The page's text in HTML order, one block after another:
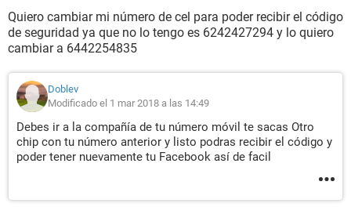
Quiero cambiar mi número de cel para poder recibir el código
de seguridad ya que no lo tengo es 6242427294 y lo quiero
cambiar a 6442254835
Doblev
Modificado el 1 mar 2018 a las 14:49
Debes ir a la compañía de tu número móvil te sacas Otro
chip con tu número anterior y listo podras recibir el código y
poder tener nuevamente tu Facebook así de facil